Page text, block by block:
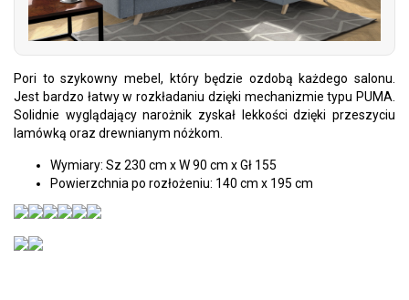
Pori to szykowny mebel, który będzie ozdobą każdego salonu.
Jest bardzo łatwy w rozkładaniu dzięki mechanizmie typu PUMA.
Solidnie wyglądający narożnik zyskał lekkości dzięki przeszyciu
lamówką oraz drewnianym nóżkom.
Wymiary: Sz 230 cm x W 90 cm x Gł 155
Powierzchnia po rozłożeniu: 140 cm x 195 cm